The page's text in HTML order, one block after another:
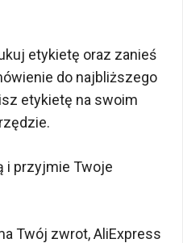
etykietę oraz zanieś
do najbliższego
etykietę na swoim
i przyjmie Twoje
Twój zwrot, AliExpress